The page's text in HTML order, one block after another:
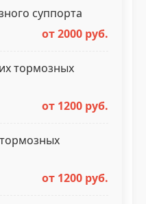
суппорта
от 2000 руб.
тормозных
от 1200 руб.
от 1200 руб.